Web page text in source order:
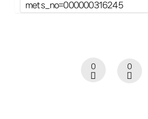
mets_no=000000316245
0 0